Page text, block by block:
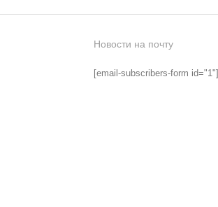
Новости на почту
[email-subscribers-form id="1"]